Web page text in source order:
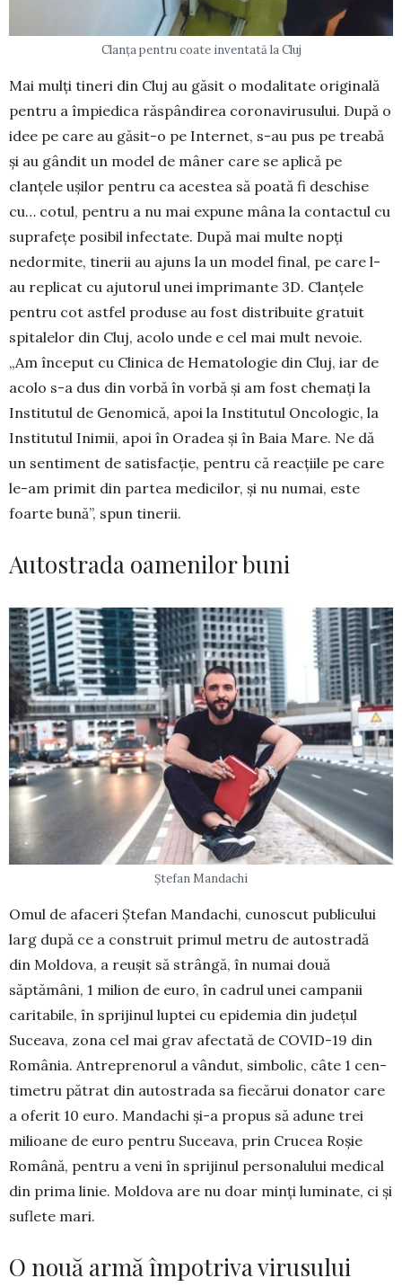
Clanța pentru coate inventată la Cluj
Mai mulți tineri din Cluj au găsit o moda­litate origi­nală
pentru a împiedica răspân­di­rea corona­virusului. După o
idee pe care au găsit-o pe Inter­net, s-au pus pe trea­bă
și au gândit un model de mâner care se aplică pe
clanțele ușilor pentru ca aces­tea să poată fi des­chise
cu… co­tul, pen­tru a nu mai expune mâ­na la contac­tul cu
suprafețe posibil in­fectate. După mai mul­te nopți
nedor­mite, tine­rii au ajuns la un mo­del fi­nal, pe care l-
au replicat cu ajutorul unei imprimante 3D. Clanțele
pentru cot astfel pro­duse au fost dis­tribuite gratuit
spita­lelor din Cluj, acolo unde e cel mai mult ne­voie.
„Am înce­put cu Clinica de He­ma­tologie din Cluj, iar de
acolo s-a dus din vorbă în vorbă și am fost chemați la
Institutul de Geno­mică, apoi la Institutul Oncologic, la
Institutul Inimii, apoi în Oradea și în Baia Mare. Ne dă
un sentiment de satisfacție, pentru că reacțiile pe care
le-am primit din partea medicilor, și nu numai, este
foarte bună”, spun tinerii.
Autostrada oamenilor buni
Ștefan Mandachi
Omul de afaceri Ștefan Mandachi, cu­noscut publicului
larg după ce a construit primul metru de autostradă
din Moldova, a reușit să strângă, în numai două
săptămâni, 1 milion de euro, în cadrul unei campanii
caritabile, în sprijinul luptei cu epidemia din județul
Suceava, zona cel mai grav afec­tată de COVID-19 din
România. An­treprenorul a vândut, simbolic, câte 1 cen­
ti­­metru pătrat din autostrada sa fiecărui donator care
a oferit 10 euro. Mandachi și-a propus să adune trei
milioane de euro pen­tru Suceava, prin Crucea Roșie
Română, pentru a veni în sprijinul personalului me­dical
din prima linie. Moldova are nu doar minți luminate, ci și
suflete mari.
O nouă armă împotriva virusului